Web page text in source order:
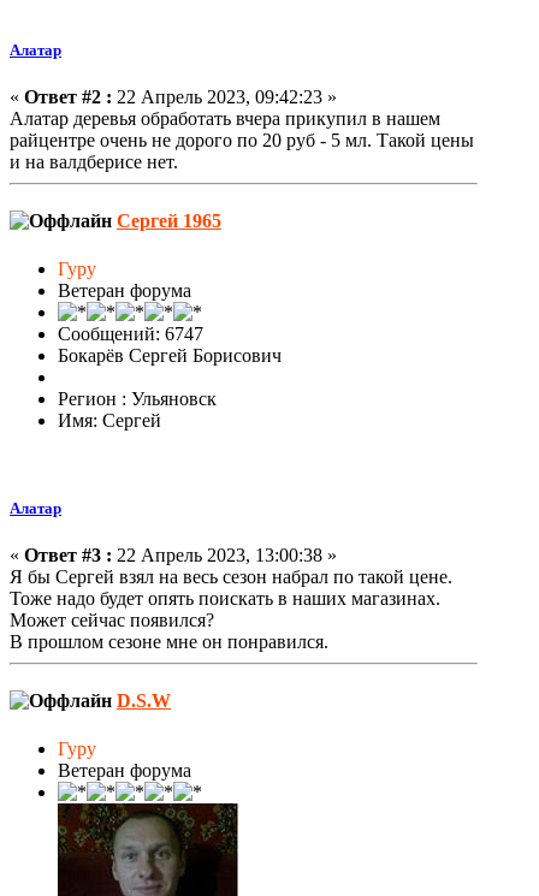
Алатар
« Ответ #2 : 22 Апрель 2023, 09:42:23 »
Алатар деревья обработать вчера прикупил в нашем
райцентре очень не дорого по 20 руб - 5 мл. Такой цены
и на валдберисе нет.
Сергей 1965
Гуру
Ветеран форума
Сообщений: 6747
Бокарёв Сергей Борисович
Регион : Ульяновск
Имя: Сергей
Алатар
« Ответ #3 : 22 Апрель 2023, 13:00:38 »
Я бы Сергей взял на весь сезон набрал по такой цене.
Тоже надо будет опять поискать в наших магазинах.
Может сейчас появился?
В прошлом сезоне мне он понравился.
D.S.W
Гуру
Ветеран форума